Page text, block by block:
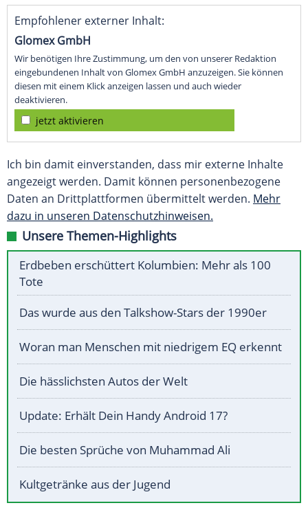
Empfohlener externer Inhalt:
Glomex GmbH
Wir benötigen Ihre Zustimmung, um den von unserer Redaktion
eingebundenen Inhalt von Glomex GmbH anzuzeigen. Sie können
diesen mit einem Klick anzeigen lassen und auch wieder
deaktivieren.
jetzt aktivieren
Ich bin damit einverstanden, dass mir externe Inhalte
angezeigt werden. Damit können personenbezogene
Daten an Drittplattformen übermittelt werden. Mehr
dazu in unseren Datenschutzhinweisen.
Unsere Themen-Highlights
Erdbeben erschüttert Kolumbien: Mehr als 100
Tote
Das wurde aus den Talkshow-Stars der 1990er
Woran man Menschen mit niedrigem EQ erkennt
Die hässlichsten Autos der Welt
Update: Erhält Dein Handy Android 17?
Die besten Sprüche von Muhammad Ali
Kultgetränke aus der Jugend